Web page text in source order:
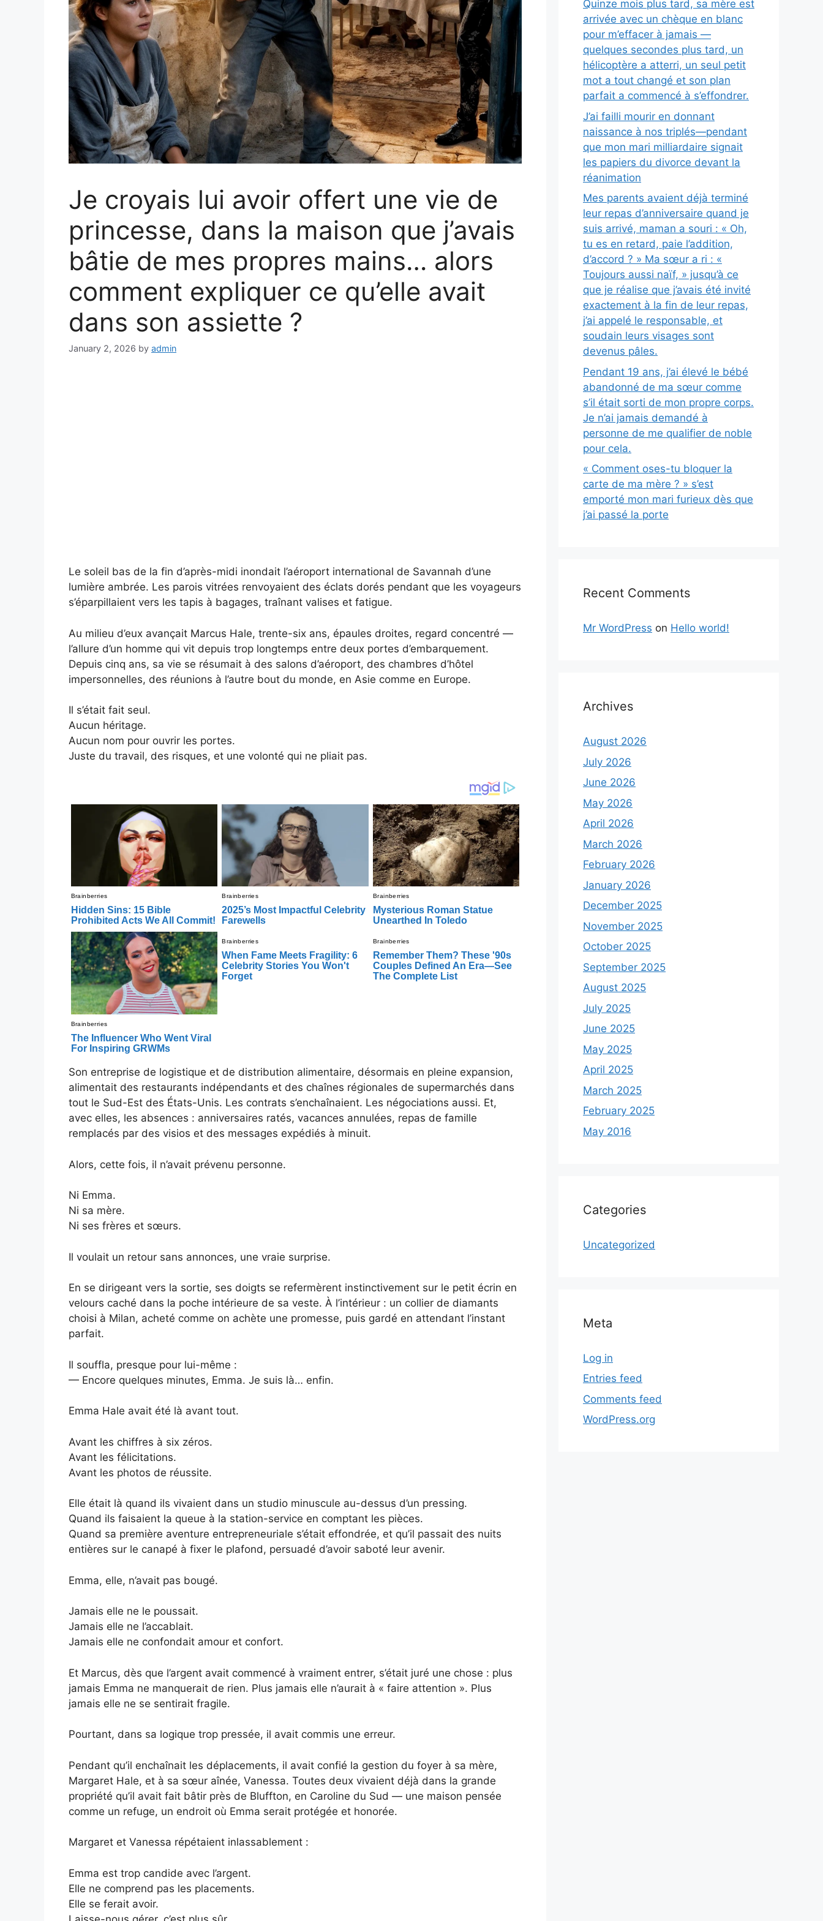
Je croyais lui avoir offert une vie de
princesse, dans la maison que j’avais
bâtie de mes propres mains… alors
comment expliquer ce qu’elle avait
dans son assiette ?
January 2, 2026 by admin
Le soleil bas de la fin d’après-midi inondait l’aéroport international de Savannah d’une
lumière ambrée. Les parois vitrées renvoyaient des éclats dorés pendant que les voyageurs
s’éparpillaient vers les tapis à bagages, traînant valises et fatigue.
Au milieu d’eux avançait Marcus Hale, trente-six ans, épaules droites, regard concentré —
l’allure d’un homme qui vit depuis trop longtemps entre deux portes d’embarquement.
Depuis cinq ans, sa vie se résumait à des salons d’aéroport, des chambres d’hôtel
impersonnelles, des réunions à l’autre bout du monde, en Asie comme en Europe.
Il s’était fait seul.
Aucun héritage.
Aucun nom pour ouvrir les portes.
Juste du travail, des risques, et une volonté qui ne pliait pas.
Son entreprise de logistique et de distribution alimentaire, désormais en pleine expansion,
alimentait des restaurants indépendants et des chaînes régionales de supermarchés dans
tout le Sud-Est des États-Unis. Les contrats s’enchaînaient. Les négociations aussi. Et,
avec elles, les absences : anniversaires ratés, vacances annulées, repas de famille
remplacés par des visios et des messages expédiés à minuit.
Alors, cette fois, il n’avait prévenu personne.
Ni Emma.
Ni sa mère.
Ni ses frères et sœurs.
Il voulait un retour sans annonces, une vraie surprise.
En se dirigeant vers la sortie, ses doigts se refermèrent instinctivement sur le petit écrin en
velours caché dans la poche intérieure de sa veste. À l’intérieur : un collier de diamants
choisi à Milan, acheté comme on achète une promesse, puis gardé en attendant l’instant
parfait.
Il souffla, presque pour lui-même :
— Encore quelques minutes, Emma. Je suis là… enfin.
Emma Hale avait été là avant tout.
Avant les chiffres à six zéros.
Avant les félicitations.
Avant les photos de réussite.
Elle était là quand ils vivaient dans un studio minuscule au-dessus d’un pressing.
Quand ils faisaient la queue à la station-service en comptant les pièces.
Quand sa première aventure entrepreneuriale s’était effondrée, et qu’il passait des nuits
entières sur le canapé à fixer le plafond, persuadé d’avoir saboté leur avenir.
Emma, elle, n’avait pas bougé.
Jamais elle ne le poussait.
Jamais elle ne l’accablait.
Jamais elle ne confondait amour et confort.
Et Marcus, dès que l’argent avait commencé à vraiment entrer, s’était juré une chose : plus
jamais Emma ne manquerait de rien. Plus jamais elle n’aurait à « faire attention ». Plus
jamais elle ne se sentirait fragile.
Pourtant, dans sa logique trop pressée, il avait commis une erreur.
Pendant qu’il enchaînait les déplacements, il avait confié la gestion du foyer à sa mère,
Margaret Hale, et à sa sœur aînée, Vanessa. Toutes deux vivaient déjà dans la grande
propriété qu’il avait fait bâtir près de Bluffton, en Caroline du Sud — une maison pensée
comme un refuge, un endroit où Emma serait protégée et honorée.
Margaret et Vanessa répétaient inlassablement :
Emma est trop candide avec l’argent.
Elle ne comprend pas les placements.
Elle se ferait avoir.
Quinze mois plus tard, sa mère est
arrivée avec un chèque en blanc
pour m’effacer à jamais —
quelques secondes plus tard, un
hélicoptère a atterri, un seul petit
mot a tout changé et son plan
parfait a commencé à s’effondrer.
J’ai failli mourir en donnant
naissance à nos triplés—pendant
que mon mari milliardaire signait
les papiers du divorce devant la
réanimation
Mes parents avaient déjà terminé
leur repas d’anniversaire quand je
suis arrivé, maman a souri : « Oh,
tu es en retard, paie l’addition,
d’accord ? » Ma sœur a ri : «
Toujours aussi naïf, » jusqu’à ce
que je réalise que j’avais été invité
exactement à la fin de leur repas,
j’ai appelé le responsable, et
soudain leurs visages sont
devenus pâles.
Pendant 19 ans, j’ai élevé le bébé
abandonné de ma sœur comme
s’il était sorti de mon propre corps.
Je n’ai jamais demandé à
personne de me qualifier de noble
pour cela.
« Comment oses-tu bloquer la
carte de ma mère ? » s’est
emporté mon mari furieux dès que
j’ai passé la porte
Recent Comments
Mr WordPress on Hello world!
Archives
August 2026
July 2026
June 2026
May 2026
April 2026
March 2026
February 2026
January 2026
December 2025
November 2025
October 2025
September 2025
August 2025
July 2025
June 2025
May 2025
April 2025
March 2025
February 2025
May 2016
Categories
Uncategorized
Meta
Log in
Entries feed
Comments feed
WordPress.org